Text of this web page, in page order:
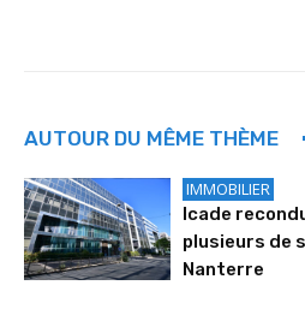
AUTOUR DU MÊME THÈME
IMMOBILIER
Icade
plusieurs de
Nanterre